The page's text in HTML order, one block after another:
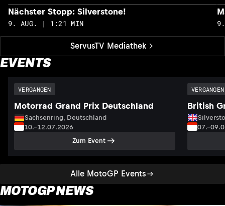
ServusTV Mediathek
Nächster Stopp: Silverstone!
9. AUG. | 1:21 MIN
EVENTS
Alle MotoGP Events
VERGANGEN
Motorrad Grand Prix Deutschland
Sachsenring, Deutschland
10.–12.07.2026
Zum Event
VERGANGEN
British
MOTOGP NEWS